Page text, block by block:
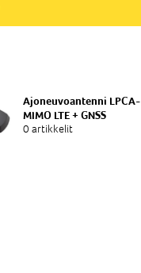
Ajoneuvoantenni LPCA-
MIMO LTE + GNSS
0 artikkelit